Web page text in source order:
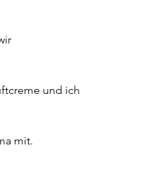
und ich
mit.